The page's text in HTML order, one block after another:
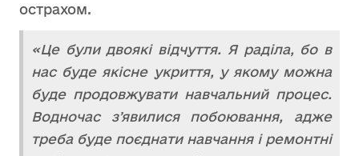
острахом.
«Це були двоякі відчуття. Я раділа, бо в
нас буде якісне укриття, у якому можна
буде продовжувати навчальний процес.
Водночас зʼявилися побоювання, адже
треба буде поєднати навчання і ремонтні